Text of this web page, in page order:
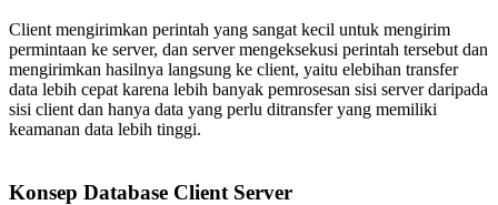
Client mengirimkan perintah yang sangat kecil untuk mengirim
permintaan ke server, dan server mengeksekusi perintah tersebut dan
mengirimkan hasilnya langsung ke client, yaitu elebihan transfer
data lebih cepat karena lebih banyak pemrosesan sisi server daripada
sisi client dan hanya data yang perlu ditransfer yang memiliki
keamanan data lebih tinggi.
Konsep Database Client Server